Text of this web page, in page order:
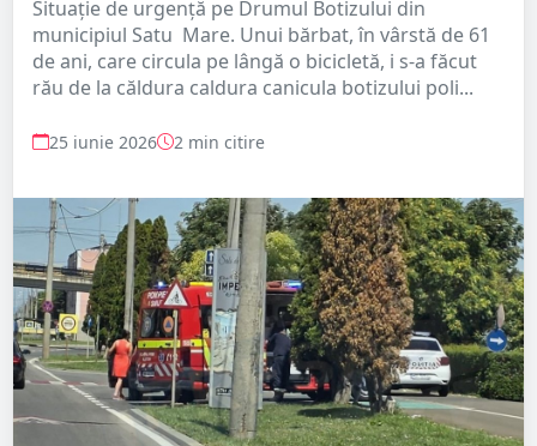
Situație de urgență pe Drumul Botizului din
municipiul Satu Mare. Unui bărbat, în vârstă de 61
de ani, care circula pe lângă o bicicletă, i s-a făcut
rău de la căldura caldura canicula botizului poli...
25 iunie 2026 2 min citire